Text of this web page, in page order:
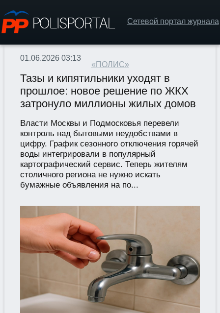
Сетевой портал журнала
«ПОЛИС»
01.06.2026 03:13
Тазы и кипятильники уходят в
прошлое: новое решение по ЖКХ
затронуло миллионы жилых домов
Власти Москвы и Подмосковья перевели
контроль над бытовыми неудобствами в
цифру. График сезонного отключения горячей
воды интегрировали в популярный
картографический сервис. Теперь жителям
столичного региона не нужно искать
бумажные объявления на по...